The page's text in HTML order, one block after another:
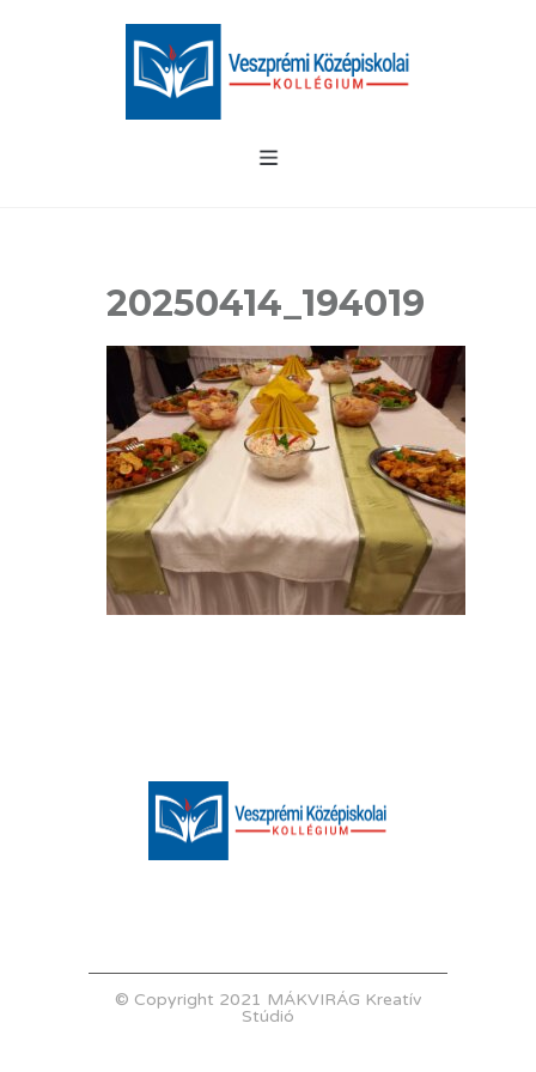
20250414_194019
© Copyright 2021 MÁKVIRÁG Kreatív
Stúdió